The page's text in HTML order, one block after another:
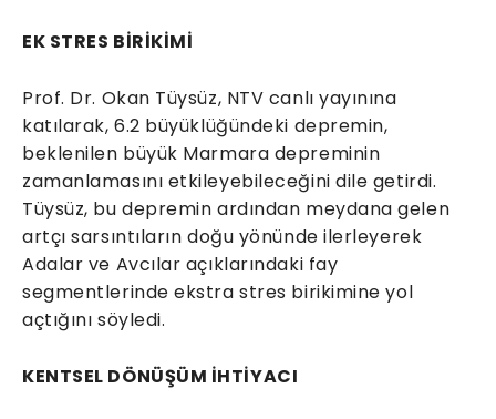
EK STRES BİRİKİMİ
Prof. Dr. Okan Tüysüz, NTV canlı yayınına
katılarak, 6.2 büyüklüğündeki depremin,
beklenilen büyük Marmara depreminin
zamanlamasını etkileyebileceğini dile getirdi.
Tüysüz, bu depremin ardından meydana gelen
artçı sarsıntıların doğu yönünde ilerleyerek
Adalar ve Avcılar açıklarındaki fay
segmentlerinde ekstra stres birikimine yol
açtığını söyledi.
KENTSEL DÖNÜŞÜM İHTİYACI